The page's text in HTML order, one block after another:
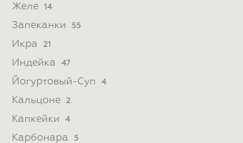
Желе 14
Запеканки 55
Икра 21
Индейка 47
Йогуртовый-Суп 4
Кальцоне 2
Капкейки 4
Карбонара 5